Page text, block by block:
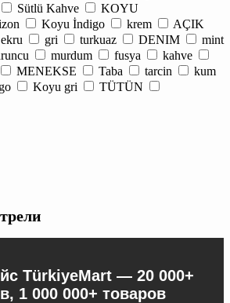
Sütlü Kahve
KOYU
Koyu İndigo krem
AÇIK
ekru gri turkuaz DENIM
mint
murdum fusya
kahve
MENEKSE Taba tarcin
kum
Koyu gri TÜTÜN
TürkiyeMart — 20 000+
1 000 000+ товаров